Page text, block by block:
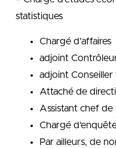
statistiques
Chargé d’affaires
adjoint
adjoint Conseiller
Attaché de
Assistant chef
Chargé
Par ailleurs, de